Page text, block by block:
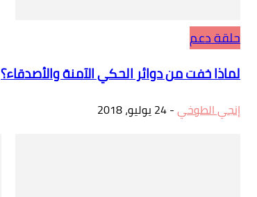
حلقة دعم
لماذا خفت من دوائر الحكي الآمنة والأصدقاء؟
إنجي الطوخي-24 يوليو، 2018